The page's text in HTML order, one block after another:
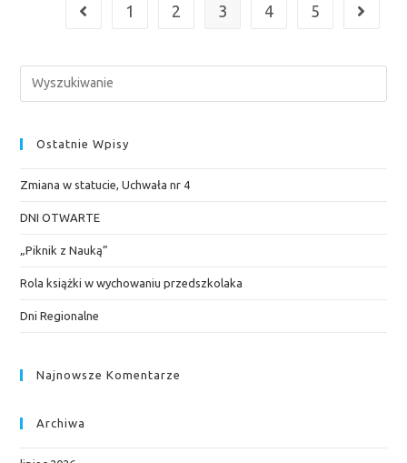
1 2 3 4 5
Ostatnie Wpisy
Zmiana w statucie, Uchwała nr 4
DNI OTWARTE
„Piknik z Nauką”
Rola książki w wychowaniu przedszkolaka
Dni Regionalne
Najnowsze Komentarze
Archiwa